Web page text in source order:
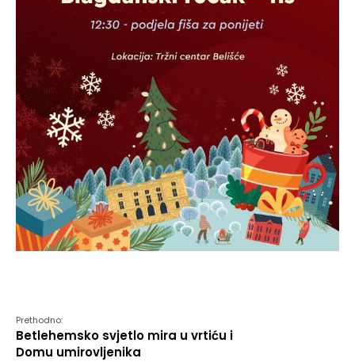
Prethodno:
Betlehemsko svjetlo mira u vrtiću i
Domu umirovljenika